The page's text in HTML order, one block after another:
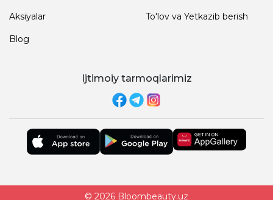
Aksiyalar
Blog
To'lov va Yetkazib berish
Ijtimoiy tarmoqlarimiz
© 2026 Bloombeauty.uz